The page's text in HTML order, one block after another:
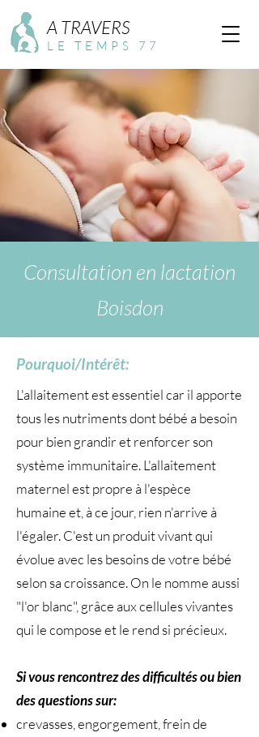
LE TEMPS 77
A TRAVERS
Consultation en lactation
Boisdon
Pourquoi/Intérêt:
L'allaitement est essentiel car il apporte
tous les nutriments dont bébé a besoin
pour bien grandir et renforcer son
système immunitaire. L'allaitement
maternel est propre à l'espèce
humaine et, à ce jour, rien n'arrive à
l'égaler. C'est un produit vivant qui
évolue avec les besoins de votre bébé
selon sa croissance. On le nomme aussi
"l'or blanc", grâce aux cellules vivantes
qui le compose et le rend si précieux.
Si vous rencontrez des difficultés ou bien
des questions sur:
crevasses, engorgement, frein de